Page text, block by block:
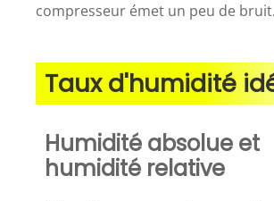
compresseur émet un peu de bruit.
Taux d'humidité
Humidité absolue et
humidité relative